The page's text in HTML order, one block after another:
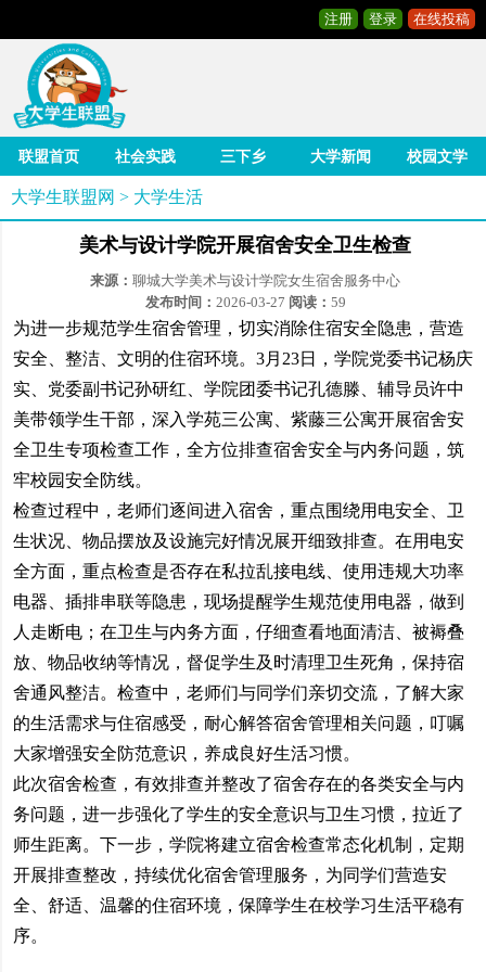
注册 登录 在线投稿
联盟首页 社会实践 三下乡 大学新闻 校园文学
大学生联盟网 > 大学生活
美术与设计学院开展宿舍安全卫生检查
来源： 聊城大学美术与设计学院女生宿舍服务中心
发布时间： 2026-03-27 阅读： 59
为进一步规范学生宿舍管理，切实消除住宿安全隐患，营造
安全、整洁、文明的住宿环境。3月23日，学院党委书记杨庆
实、党委副书记孙研红、学院团委书记孔德滕、辅导员许中
美带领学生干部，深入学苑三公寓、紫藤三公寓开展宿舍安
全卫生专项检查工作，全方位排查宿舍安全与内务问题，筑
牢校园安全防线。
检查过程中，老师们逐间进入宿舍，重点围绕用电安全、卫
生状况、物品摆放及设施完好情况展开细致排查。在用电安
全方面，重点检查是否存在私拉乱接电线、使用违规大功率
电器、插排串联等隐患，现场提醒学生规范使用电器，做到
人走断电；在卫生与内务方面，仔细查看地面清洁、被褥叠
放、物品收纳等情况，督促学生及时清理卫生死角，保持宿
舍通风整洁。检查中，老师们与同学们亲切交流，了解大家
的生活需求与住宿感受，耐心解答宿舍管理相关问题，叮嘱
大家增强安全防范意识，养成良好生活习惯。
此次宿舍检查，有效排查并整改了宿舍存在的各类安全与内
务问题，进一步强化了学生的安全意识与卫生习惯，拉近了
师生距离。下一步，学院将建立宿舍检查常态化机制，定期
开展排查整改，持续优化宿舍管理服务，为同学们营造安
全、舒适、温馨的住宿环境，保障学生在校学习生活平稳有
序。